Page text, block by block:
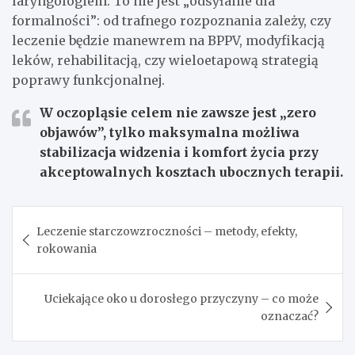
formalności”: od trafnego rozpoznania zależy, czy
leczenie będzie manewrem na BPPV, modyfikacją
leków, rehabilitacją, czy wieloetapową strategią
poprawy funkcjonalnej.
W oczopląsie celem nie zawsze jest „zero
objawów”, tylko maksymalna możliwa
stabilizacja widzenia i komfort życia przy
akceptowalnych kosztach ubocznych terapii.
wpisu
Leczenie starczowzroczności – metody, efekty,
rokowania
Uciekające oko u dorosłego przyczyny – co może
oznaczać?